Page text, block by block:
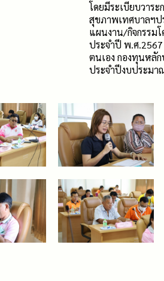
โดยมีระเบียบวาร
สุขภาพเทศบาลฯป
แผนงาน/กิจกรรม
ประจำปี พ.ศ
ตนเอง กองทุนหลั
ประจำปีงบประม